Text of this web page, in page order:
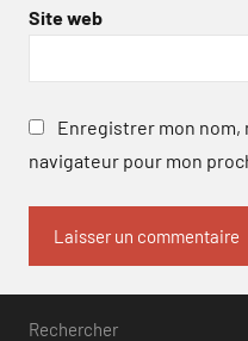
Site web
Enregistrer mon nom,
navigateur pour mon
Rechercher